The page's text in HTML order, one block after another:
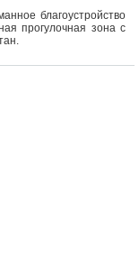
благоустройство
прогулочная зона с